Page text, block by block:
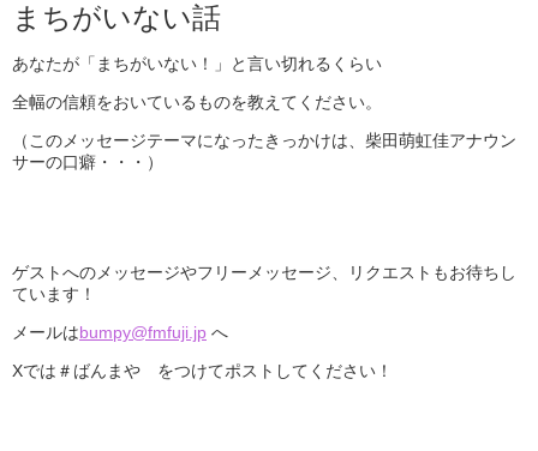
まちがいない話
あなたが「まちがいない！」と言い切れるくらい
全幅の信頼をおいているものを教えてください。
（このメッセージテーマになったきっかけは、柴田萌虹佳アナウン
サーの口癖・・・）
ゲストへのメッセージやフリーメッセージ、リクエストもお待ちし
ています！
メールはbumpy@fmfuji.jp へ
Xでは＃ばんまや をつけてポストしてください！